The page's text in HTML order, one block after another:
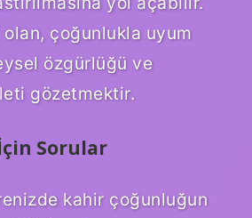
çoğunlukla uyum
özgürlüğü ve
gözetmektir.
Sorular
kahir çoğunluğun